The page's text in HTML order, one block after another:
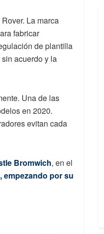
La marca
fabricar
de plantilla
acuerdo y la
Una de las
en 2020.
evitan cada
Bromwich, en el
por su